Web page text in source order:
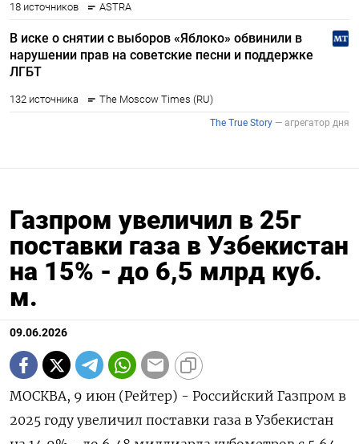
Газпром увеличил в 25г
поставки газа в Узбекистан
на 15% - до 6,5 млрд куб.
м.
09.06.2026
МОСКВА, 9 июн (Рейтер) - Российский Газпром ‌в
2025 году увеличил поставки ​газа в ​Узбекистан ​